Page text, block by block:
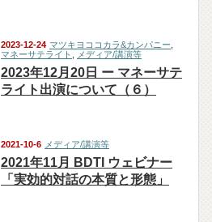
2023-12-24 マツキヨココカラ&カンパニー
マネーサテライト
メディア/講演等
2023年12月20日 ー マネーサテ
ライト出演について（６）
2021-10-6 メディア/講演等
2021年11月 BDTI ウェビナー
「実効的対話の本質と形態」